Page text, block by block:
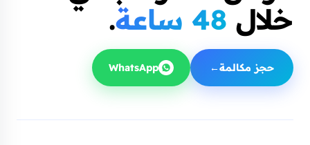
خلال 48 ساعة .
حجز مكالمة→
WhatsApp